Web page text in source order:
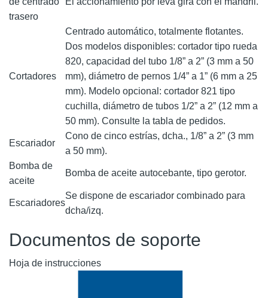
trasero
Cortadores
Centrado automático, totalmente flotantes.
Dos modelos disponibles: cortador tipo rueda
820, capacidad del tubo 1/8” a 2” (3 mm a 50
mm), diámetro de pernos 1/4” a 1” (6 mm a 25
mm). Modelo opcional: cortador 821 tipo
cuchilla, diámetro de tubos 1/2” a 2” (12 mm a
50 mm). Consulte la tabla de pedidos.
Escariador
Cono de cinco estrías, dcha., 1/8” a 2” (3 mm
a 50 mm).
Bomba de
aceite
Bomba de aceite autocebante, tipo gerotor.
Escariadores
Se dispone de escariador combinado para
dcha/izq.
Documentos de soporte
Hoja de instrucciones